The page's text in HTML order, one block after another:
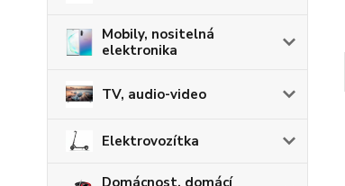
Mobily, nositelná
elektronika
TV, audio-video
Elektrovozítka